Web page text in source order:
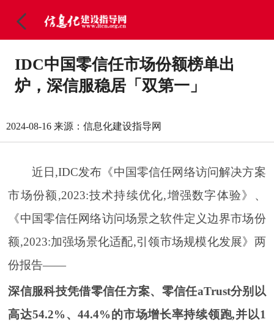
IDC中国零信任市场份额榜单出
炉，深信服稳居「双第一」
2024-08-16 来源：信息化建设指导网
近日,IDC发布《中国零信任网络访问解决方案
市场份额,2023:技术持续优化,增强数字体验》、
《中国零信任网络访问场景之软件定义边界市场份
额,2023:加强场景化适配,引领市场规模化发展》两
份报告——
深信服科技凭借零信任方案、零信任aTrust分别以
高达54.2%、44.4%的市场增长率持续领跑,并以1